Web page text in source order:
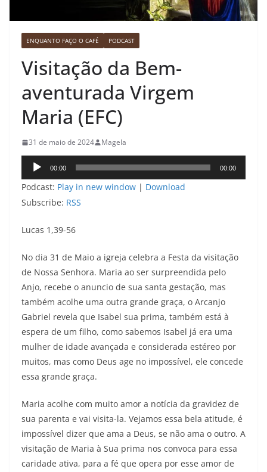
ENQUANTO FAÇO O CAFÉ PODCAST
Visitação da Bem-
aventurada Virgem
Maria (EFC)
31 de maio de 2024 Magela
Tocador
de
áudio
00:00 00:00
Podcast: Play in new window | Download
Subscribe: RSS
Lucas 1,39-56
No dia 31 de Maio a igreja celebra a Festa da visitação
de Nossa Senhora. Maria ao ser surpreendida pelo
Anjo, recebe o anuncio de sua santa gestação, mas
também acolhe uma outra grande graça, o Arcanjo
Gabriel revela que Isabel sua prima, também está à
espera de um filho, como sabemos Isabel já era uma
mulher de idade avançada e considerada estéreo por
muitos, mas como Deus age no impossível, ele concede
essa grande graça.
Maria acolhe com muito amor a notícia da gravidez de
sua parenta e vai visita-la. Vejamos essa bela atitude, é
impossível dizer que ama a Deus, se não ama o outro. A
visitação de Maria à Sua prima nos convoca para essa
caridade ativa, para a fé que opera por esse amor de